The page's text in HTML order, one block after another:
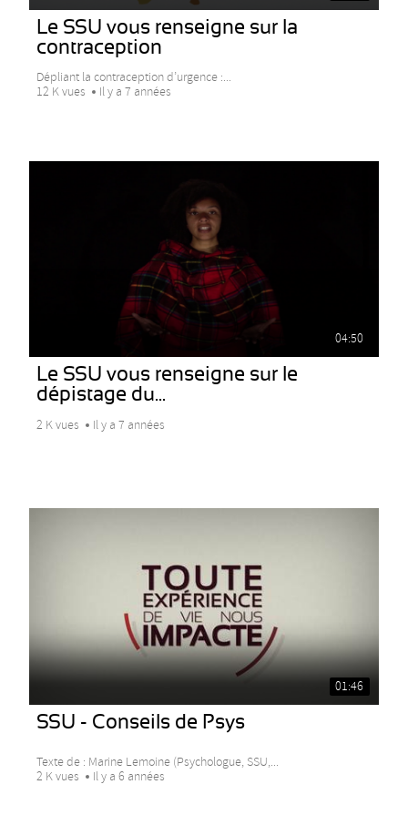
Le SSU vous renseigne sur la
contraception
Dépliant la contraception d’urgence :...
12 K vues
Il y a 7 années
04:50
Le SSU vous renseigne sur le
dépistage du...
2 K vues Il y a 7 années
01:46
SSU - Conseils de Psys
Texte de : Marine Lemoine (Psychologue, SSU,...
2 K vues
Il y a 6 années